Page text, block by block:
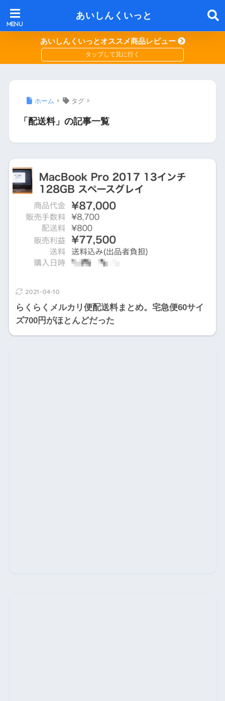
あいしんくいっと
あいしんくいっとオススメ商品レビュー
ホーム タグ
「配送料」の記事一覧
2021-04-10
らくらくメルカリ便配送料まとめ。宅急便60サイ
ズ700円がほとんどだった